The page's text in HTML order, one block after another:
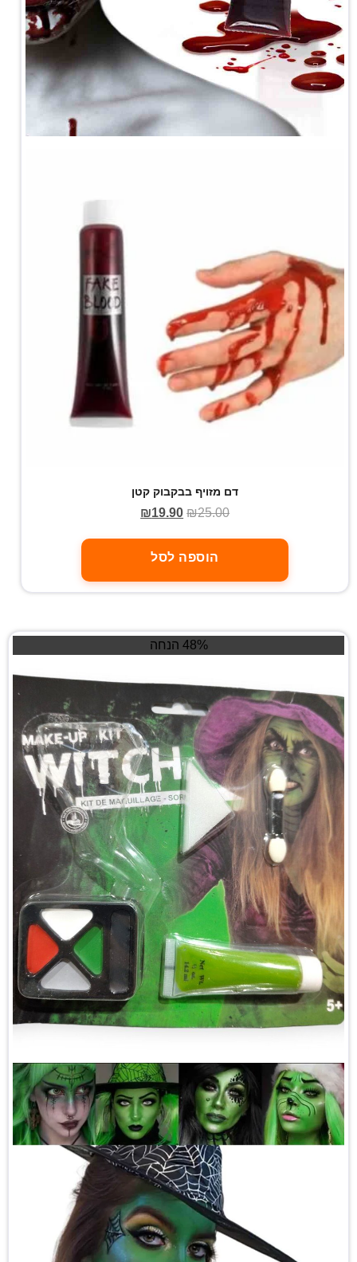
דם מזויף בבקבוק קטן
₪25.00
₪19.90
הוספה לסל
48% הנחה